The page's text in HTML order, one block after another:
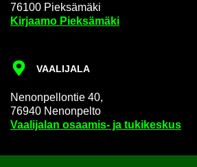
76100 Piek­sä­mä­ki
Kir­jaa­mo Piek­sä­mä­ki
VAA­LI­JA­LA
Ne­non­pel­lon­tie 40,
76940 Ne­non­pel­to
Vaa­li­ja­lan osaamis-​ ja tu­ki­kes­kus